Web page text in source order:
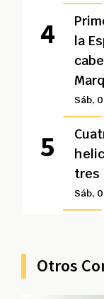
la
Sáb,
tres
Sáb,
Otros